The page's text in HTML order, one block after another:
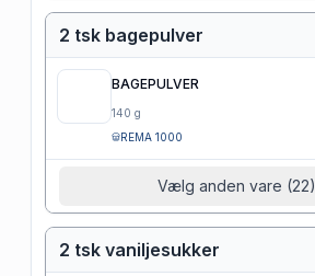
2 tsk bagepulver
BAGEPULVER
140 g
REMA 1000
Vælg anden vare (22)
2 tsk vaniljesukker